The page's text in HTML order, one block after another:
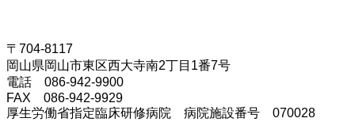
〒704-8117
岡山県岡山市東区西大寺南2丁目1番7号
電話 086-942-9900
FAX 086-942-9929
厚生労働省指定臨床研修病院 病院施設番号 070028